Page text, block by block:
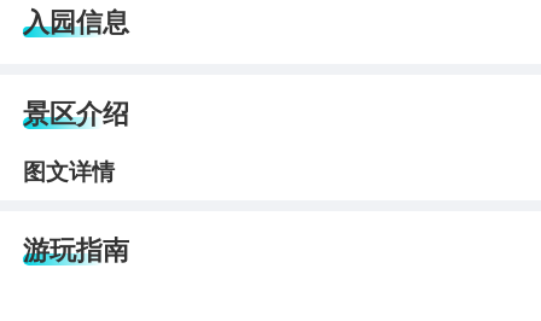
入园信息
景区介绍
图文详情
游玩指南